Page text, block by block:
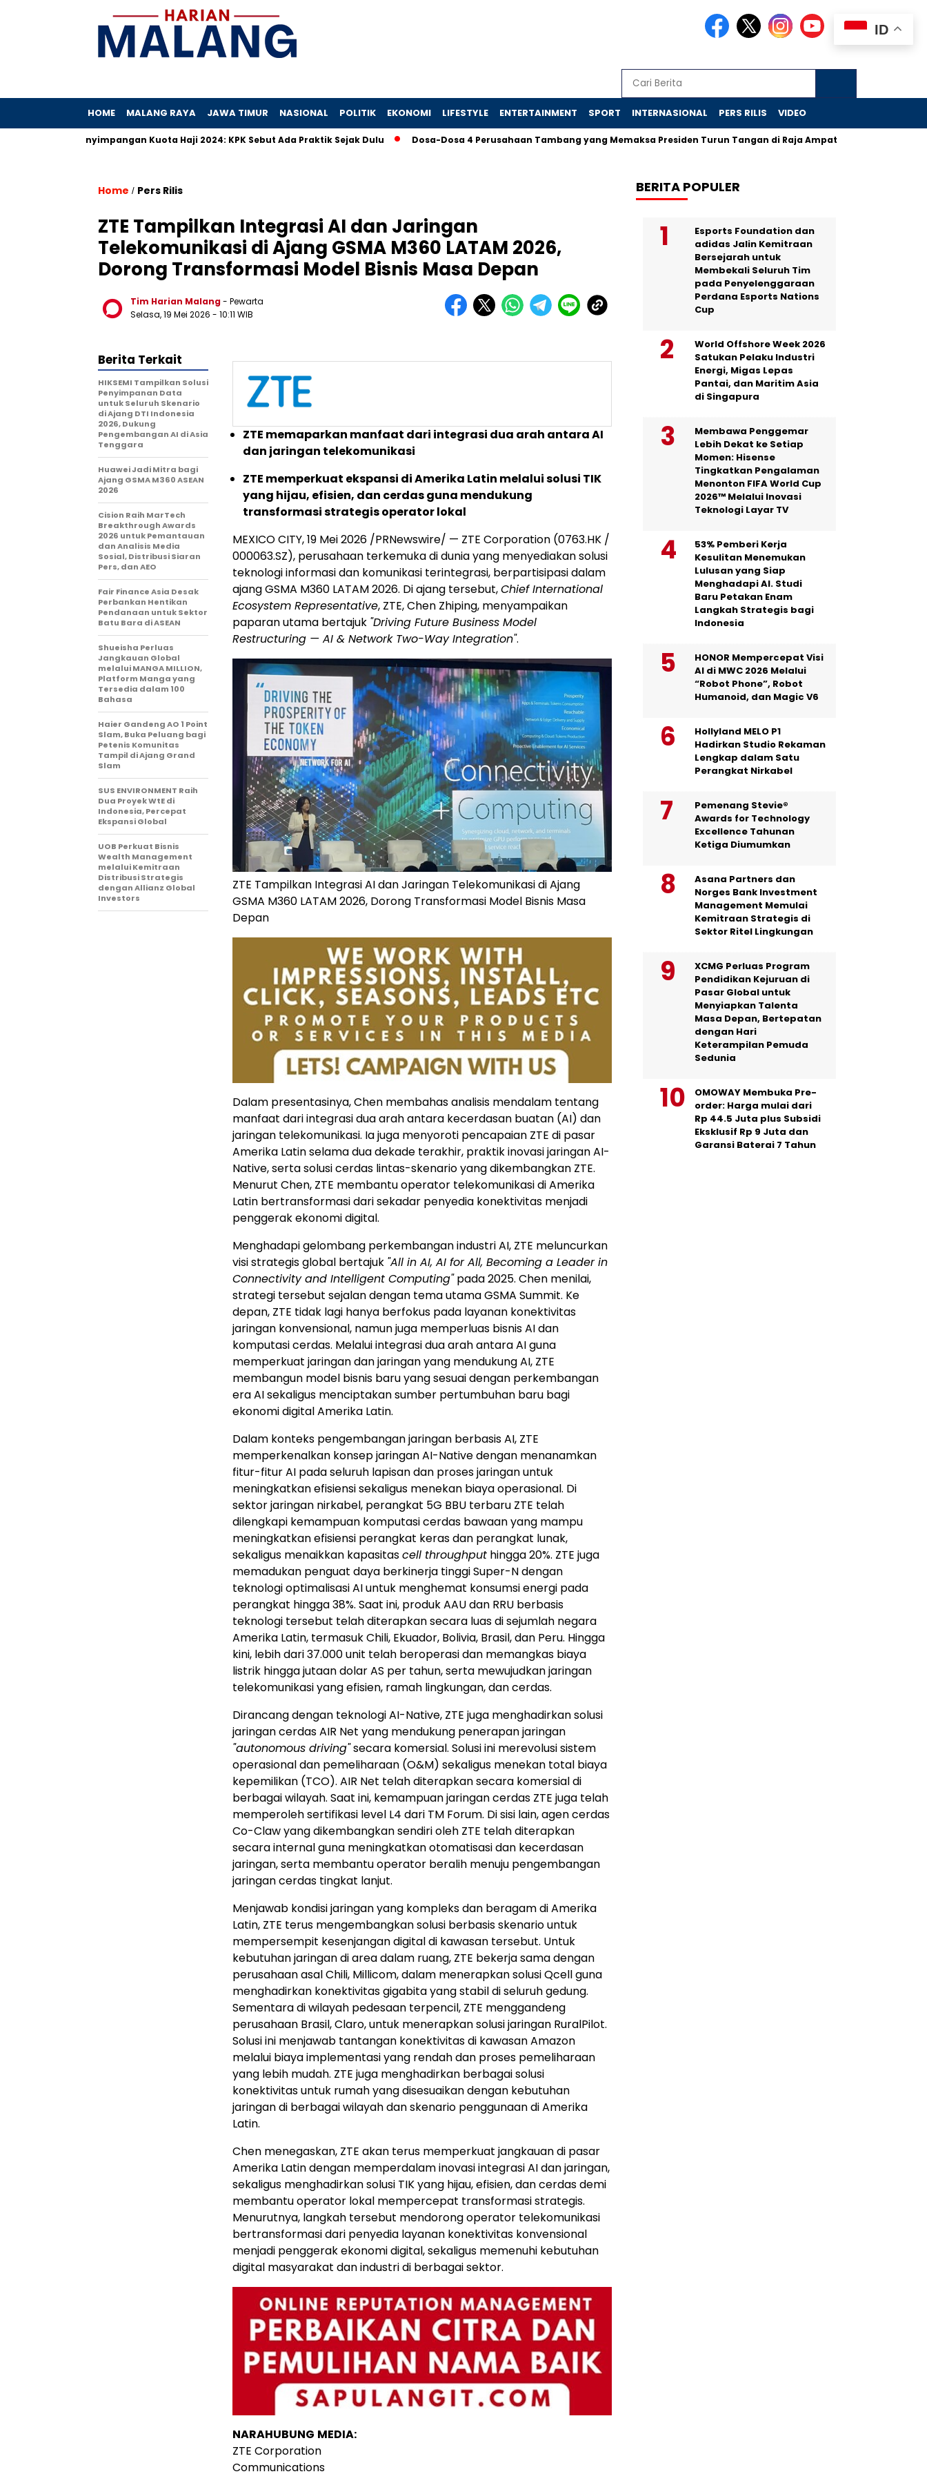
HOME MALANG RAYA JAWA TIMUR NASIONAL POLITIK EKONOMI LIFESTYLE ENTERTAINMENT SPORT INTERNASIONAL PERS RILIS VIDEO
Penyimpangan Kuota Haji 2024: KPK Sebut Ada Praktik Sejak Dulu Dosa-Dosa 4 Perusahaan Tambang yang Memaksa Presiden Turun Tangan di Raja Ampat Jejak Skandal
Home / Pers Rilis
ZTE Tampilkan Integrasi AI dan Jaringan
Telekomunikasi di Ajang GSMA M360 LATAM 2026,
Dorong Transformasi Model Bisnis Masa Depan
Tim Harian Malang- Pewarta
Selasa, 19 Mei 2026 - 10:11 WIB
ZTE memaparkan manfaat dari integrasi dua arah antara AI
dan jaringan telekomunikasi
ZTE memperkuat ekspansi di Amerika Latin melalui solusi TIK
yang hijau, efisien, dan cerdas guna mendukung
transformasi strategis operator lokal
MEXICO CITY,19 Mei 2026 /PRNewswire/ — ZTE Corporation (0763.HK /
000063.SZ), perusahaan terkemuka di dunia yang menyediakan solusi
teknologi informasi dan komunikasi terintegrasi, berpartisipasi dalam
ajang GSMA M360 LATAM 2026. Di ajang tersebut,Chief International
Ecosystem Representative, ZTE, Chen Zhiping, menyampaikan
paparan utama bertajuk "Driving Future Business Model
Restructuring — AI & Network Two-Way Integration".
ZTE Tampilkan Integrasi AI dan Jaringan Telekomunikasi di Ajang
GSMA M360 LATAM 2026, Dorong Transformasi Model Bisnis Masa
Depan
Dalam presentasinya, Chen membahas analisis mendalam tentang
manfaat dari integrasi dua arah antara kecerdasan buatan (AI) dan
jaringan telekomunikasi. Ia juga menyoroti pencapaian ZTE di pasar
Amerika Latin selama dua dekade terakhir, praktik inovasi jaringan AI-
Native, serta solusi cerdas lintas-skenario yang dikembangkan ZTE.
Menurut Chen, ZTE membantu operator telekomunikasi di Amerika
Latin bertransformasi dari sekadar penyedia konektivitas menjadi
penggerak ekonomi digital.
Menghadapi gelombang perkembangan industri AI, ZTE meluncurkan
visi strategis global bertajuk "All in AI, AI for All, Becoming a Leader in
Connectivity and Intelligent Computing"pada 2025. Chen menilai,
strategi tersebut sejalan dengan tema utama GSMA Summit. Ke
depan, ZTE tidak lagi hanya berfokus pada layanan konektivitas
jaringan konvensional, namun juga memperluas bisnis AI dan
komputasi cerdas. Melalui integrasi dua arah antara AI guna
memperkuat jaringan dan jaringan yang mendukung AI, ZTE
membangun model bisnis baru yang sesuai dengan perkembangan
era AI sekaligus menciptakan sumber pertumbuhan baru bagi
ekonomi digital Amerika Latin.
Dalam konteks pengembangan jaringan berbasis AI, ZTE
memperkenalkan konsep jaringan AI-Native dengan menanamkan
fitur-fitur AI pada seluruh lapisan dan proses jaringan untuk
meningkatkan efisiensi sekaligus menekan biaya operasional. Di
sektor jaringan nirkabel, perangkat 5G BBU terbaru ZTE telah
dilengkapi kemampuan komputasi cerdas bawaan yang mampu
meningkatkan efisiensi perangkat keras dan perangkat lunak,
sekaligus menaikkan kapasitascell throughput hingga 20%. ZTE juga
memadukan penguat daya berkinerja tinggi Super-N dengan
teknologi optimalisasi AI untuk menghemat konsumsi energi pada
perangkat hingga 38%. Saat ini, produk AAU dan RRU berbasis
teknologi tersebut telah diterapkan secara luas di sejumlah negara
Amerika Latin, termasuk Chili, Ekuador, Bolivia, Brasil, dan Peru. Hingga
kini, lebih dari 37.000 unit telah beroperasi dan memangkas biaya
listrik hingga jutaan dolar AS per tahun, serta mewujudkan jaringan
telekomunikasi yang efisien, ramah lingkungan, dan cerdas.
Dirancang dengan teknologi AI-Native, ZTE juga menghadirkan solusi
jaringan cerdas AIR Net yang mendukung penerapan jaringan
"autonomous driving"secara komersial. Solusi ini merevolusi sistem
operasional dan pemeliharaan (O&M) sekaligus menekan total biaya
kepemilikan (TCO). AIR Net telah diterapkan secara komersial di
berbagai wilayah. Saat ini, kemampuan jaringan cerdas ZTE juga telah
memperoleh sertifikasi level L4 dari TM Forum. Di sisi lain, agen cerdas
Co-Claw yang dikembangkan sendiri oleh ZTE telah diterapkan
secara internal guna meningkatkan otomatisasi dan kecerdasan
jaringan, serta membantu operator beralih menuju pengembangan
jaringan cerdas tingkat lanjut.
Menjawab kondisi jaringan yang kompleks dan beragam di Amerika
Latin, ZTE terus mengembangkan solusi berbasis skenario untuk
mempersempit kesenjangan digital di kawasan tersebut. Untuk
kebutuhan jaringan di area dalam ruang, ZTE bekerja sama dengan
perusahaan asal Chili, Millicom, dalam menerapkan solusi Qcell guna
menghadirkan konektivitas gigabita yang stabil di seluruh gedung.
Sementara di wilayah pedesaan terpencil, ZTE menggandeng
perusahaan Brasil, Claro, untuk menerapkan solusi jaringan RuralPilot.
Solusi ini menjawab tantangan konektivitas di kawasan Amazon
melalui biaya implementasi yang rendah dan proses pemeliharaan
yang lebih mudah. ZTE juga menghadirkan berbagai solusi
konektivitas untuk rumah yang disesuaikan dengan kebutuhan
jaringan di berbagai wilayah dan skenario penggunaan di Amerika
Latin.
Chen menegaskan, ZTE akan terus memperkuat jangkauan di pasar
Amerika Latin dengan memperdalam inovasi integrasi AI dan jaringan,
sekaligus menghadirkan solusi TIK yang hijau, efisien, dan cerdas demi
membantu operator lokal mempercepat transformasi strategis.
Menurutnya, langkah tersebut mendorong operator telekomunikasi
bertransformasi dari penyedia layanan konektivitas konvensional
menjadi penggerak ekonomi digital, sekaligus memenuhi kebutuhan
digital masyarakat dan industri di berbagai sektor.
NARAHUBUNG MEDIA:
ZTE Corporation
Communications
Berita Terkait
HIKSEMI Tampilkan Solusi
Penyimpanan Data
untuk Seluruh Skenario
di Ajang DTI Indonesia
2026, Dukung
Pengembangan AI di Asia
Tenggara
Huawei Jadi Mitra bagi
Ajang GSMA M360 ASEAN
2026
Cision Raih MarTech
Breakthrough Awards
2026 untuk Pemantauan
dan Analisis Media
Sosial, Distribusi Siaran
Pers, dan AEO
Fair Finance Asia Desak
Perbankan Hentikan
Pendanaan untuk Sektor
Batu Bara di ASEAN
Shueisha Perluas
Jangkauan Global
melalui MANGA MILLION,
Platform Manga yang
Tersedia dalam 100
Bahasa
Haier Gandeng AO 1 Point
Slam, Buka Peluang bagi
Petenis Komunitas
Tampil di Ajang Grand
Slam
SUS ENVIRONMENT Raih
Dua Proyek WtE di
Indonesia, Percepat
Ekspansi Global
UOB Perkuat Bisnis
Wealth Management
melalui Kemitraan
Distribusi Strategis
dengan Allianz Global
Investors
BERITA POPULER
Esports Foundation dan
adidas Jalin Kemitraan
Bersejarah untuk
Membekali Seluruh Tim
pada Penyelenggaraan
Perdana Esports Nations
Cup
World Offshore Week 2026
Satukan Pelaku Industri
Energi, Migas Lepas
Pantai, dan Maritim Asia
di Singapura
Membawa Penggemar
Lebih Dekat ke Setiap
Momen: Hisense
Tingkatkan Pengalaman
Menonton FIFA World Cup
2026™ Melalui Inovasi
Teknologi Layar TV
53% Pemberi Kerja
Kesulitan Menemukan
Lulusan yang Siap
Menghadapi AI. Studi
Baru Petakan Enam
Langkah Strategis bagi
Indonesia
HONOR Mempercepat Visi
AI di MWC 2026 Melalui
“Robot Phone”, Robot
Humanoid, dan Magic V6
Hollyland MELO P1
Hadirkan Studio Rekaman
Lengkap dalam Satu
Perangkat Nirkabel
Pemenang Stevie®
Awards for Technology
Excellence Tahunan
Ketiga Diumumkan
Asana Partners dan
Norges Bank Investment
Management Memulai
Kemitraan Strategis di
Sektor Ritel Lingkungan
XCMG Perluas Program
Pendidikan Kejuruan di
Pasar Global untuk
Menyiapkan Talenta
Masa Depan, Bertepatan
dengan Hari
Keterampilan Pemuda
Sedunia
OMOWAY Membuka Pre-
order: Harga mulai dari
Rp 44.5 Juta plus Subsidi
Eksklusif Rp 9 Juta dan
Garansi Baterai 7 Tahun
ID